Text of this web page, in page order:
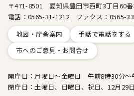
〒471-8501 愛知県豊田市西町3丁目60
電話：0565-31-1212 ファクス：0565-
地図・庁舎案内
手話で電話をする
市へのご意見・お問合せ
開庁日：月曜日～金曜日 午前8時30分～
閉庁日：土曜日、日曜日、祝日、12月29